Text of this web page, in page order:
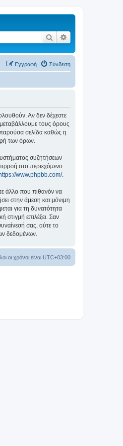
Αναζήτηση
Σύνδεση
Εγγραφή
Αν δεν δέχεστε
τους όρους
σελίδα καθώς η
των όρων.
συζητήσεων
στο περιεχόμενο
www.phpbb.com/.
άλλο που πιθανόν να
στην άμεση και μόνιμη
για τη δυνατότητα
στιγμή επιλέξει. Σαν
σας, ούτε το
δεδομένων.
οι χρόνοι είναι UTC+03:00